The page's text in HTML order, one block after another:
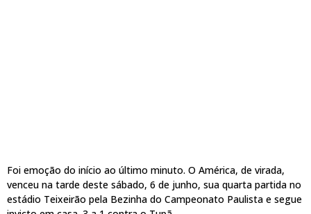
Foi emoção do início ao último minuto. O América, de virada,
venceu na tarde deste sábado, 6 de junho, sua quarta partida no
estádio Teixeirão pela Bezinha do Campeonato Paulista e segue